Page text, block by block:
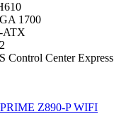
1700
ATX
Control Center Express